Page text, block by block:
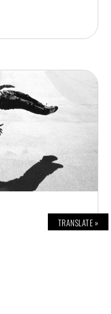
TRANSLATE »